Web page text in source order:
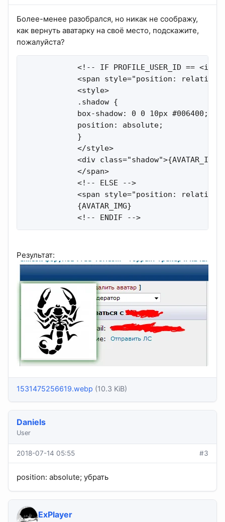
Более-менее разобрался, но никак не соображу,
как вернуть аватарку на своё место, подскажите,
пожалуйста?
<!-- IF PROFILE_USER_ID ==
<span style="position:
            <style>
            .shadow {
            box-shadow: 0 0 10px #006400;
            position: absolute;
            }
            </style>
<div
            </span>
            <!-- ELSE -->
<span style="position:
            {AVATAR_IMG}
            <!-- ENDIF -->
Результат:
1531475256619.webp (10.3 KiB)
Daniels
User
2018-07-14 05:55 #3
position: absolute; убрать
ExPlayer